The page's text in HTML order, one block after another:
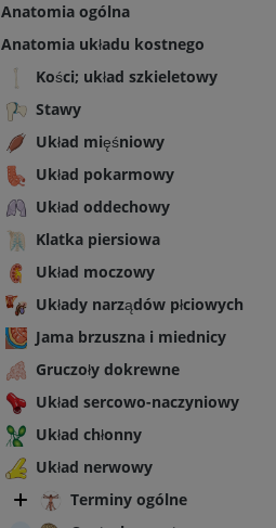
Anatomia ogólna
Anatomia układu kostnego
Kości; układ szkieletowy
Stawy
Układ mięśniowy
Układ pokarmowy
Układ oddechowy
Klatka piersiowa
Układ moczowy
Układy narządów płciowych
Jama brzuszna i miednicy
Gruczoły dokrewne
Układ sercowo-naczyniowy
Układ chłonny
Układ nerwowy
Terminy ogólne